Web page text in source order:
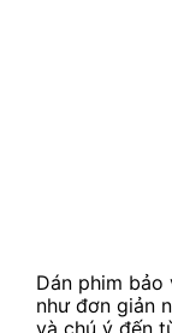
Dán phim bảo
như đơn giản
và chú ý đến